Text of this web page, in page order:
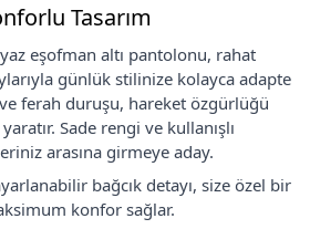
Tasarım
eşofman altı pantolonu, rahat
günlük stilinize kolayca adapte
ferah duruşu, hareket özgürlüğü
Sade rengi ve kullanışlı
arasına girmeye aday.
bağcık detayı, size özel bir
konfor sağlar.